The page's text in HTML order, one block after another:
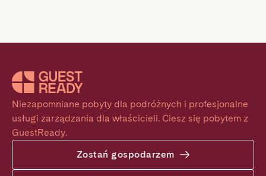
Niezapomniane pobyty dla podróżnych i profesjonalne
usługi zarządzania dla właścicieli. Ciesz się pobytem z
GuestReady.
Zostań gospodarzem